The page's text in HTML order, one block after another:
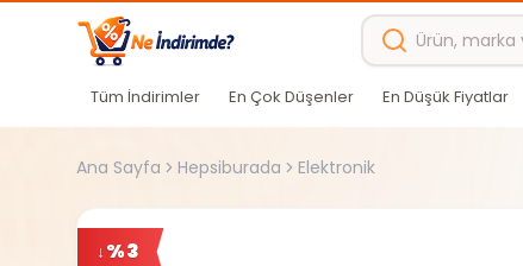
Ana içeriğe atla
Tüm İndirimler En Çok Düşenler En Düşük Fiyatlar
Ana Sayfa Hepsiburada Elektronik
%3